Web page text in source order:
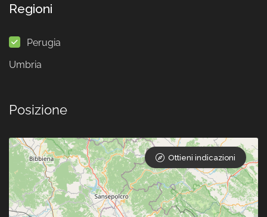
Regioni
Perugia
Umbria
Posizione
Ottieni indicazioni